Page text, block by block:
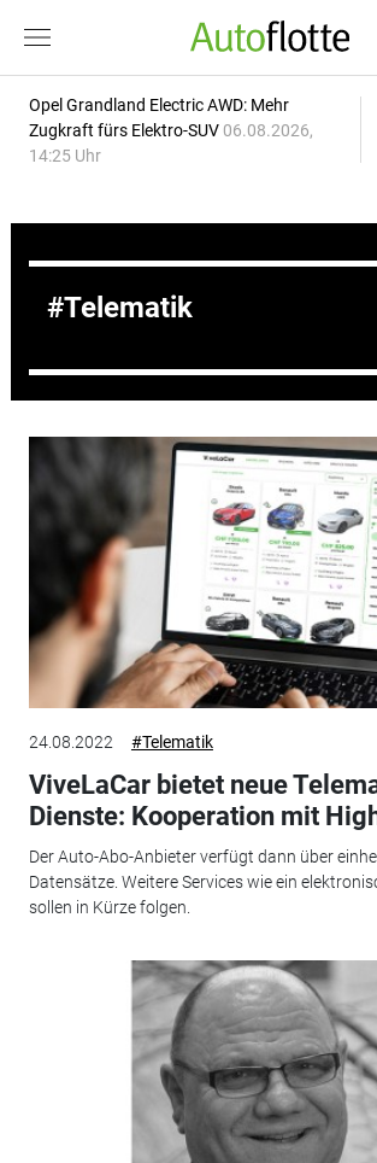
Opel Grandland Electric AWD: Mehr
Zugkraft fürs Elektro-SUV 06.08.2026,
14:25 Uhr
Telematik
24.08.2022 #Telematik
ViveLaCar bietet neue
Dienste: Kooperation mit
Der Auto-Abo-Anbieter verfügt dann über
Datensätze. Weitere Services wie ein
sollen in Kürze folgen.